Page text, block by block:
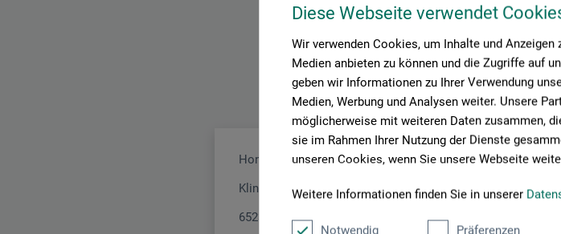
Diese Webseite verwendet
Wir verwenden Cookies, um Inhalte und
Medien anbieten zu können und die Zugriffe auf
geben wir Informationen zu Ihrer Verwendung
Medien, Werbung und Analysen weiter. Unsere
möglicherweise mit weiteren Daten zusammen,
sie im Rahmen Ihrer Nutzung der Dienste
unseren Cookies, wenn Sie unsere Webseite
Weitere Informationen finden Sie in unserer
Notwendig Präferenzen
Hier finden Sie die Kontaktdaten des
Honsell Art Products GmbH
Klingenthaler Str. 1 a
65232 Taunusstein